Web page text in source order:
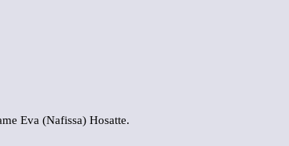
Eva (Nafissa) Hosatte.